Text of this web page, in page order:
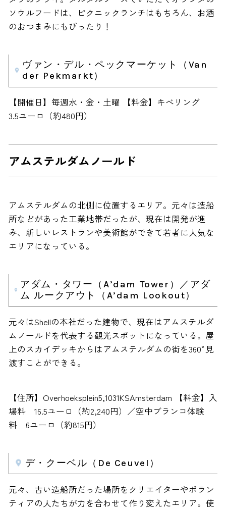
ソウルフードは、ピクニックランチはもちろん、お酒
のおつまみにもぴったり！
ヴァン・デル・ペックマーケット（Van
der Pekmarkt）
【開催日】毎週水・金・土曜 【料金】キべリング
3.5ユーロ（約480円）
アムステルダムノールド
アムステルダムの北側に位置するエリア。元々は造船
所などがあった工業地帯だったが、現在は開発が進
み、新しいレストランや美術館ができて若者に人気な
エリアになっている。
アダム・タワー（A’dam Tower）／アダ
ム ルークアウト（A’dam Lookout）
元々はShellの本社だった建物で、現在はアムステルダ
ムノールドを代表する観光スポットになっている。屋
上のスカイデッキからはアムステルダムの街を360°見
渡すことができる。
【住所】Overhoeksplein5,1031KSAmsterdam 【料金】入
場料 16.5ユーロ（約2,240円）／空中ブランコ体験
料 6ユーロ（約815円）
デ・クーベル（De Ceuvel）
元々、古い造船所だった場所をクリエイターやボラン
ティアの人たちが力を合わせて作り変えたエリア。使